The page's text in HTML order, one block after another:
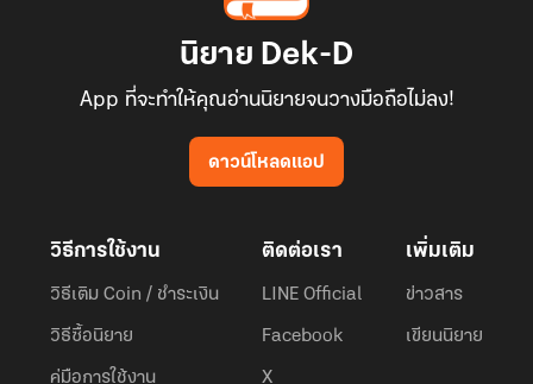
นิยาย Dek-D
App ที่จะทำให้คุณอ่านนิยายจนวางมือถือไม่ลง!
ดาวน์โหลดแอป
วิธีการใช้งาน
วิธีเติม Coin / ชำระเงิน
วิธีซื้อนิยาย
คู่มือการใช้งาน
ติดต่อเรา
LINE Official
Facebook
X
เพิ่มเติม
ข่าวสาร
เขียนนิยาย